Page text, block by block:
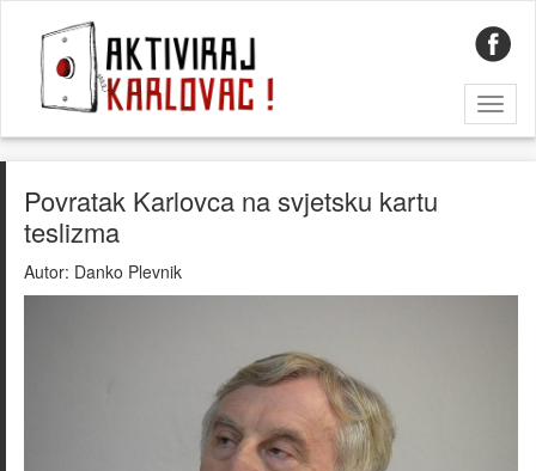
Povratak Karlovca na svjetsku kartu
teslizma
Autor: Danko Plevnik